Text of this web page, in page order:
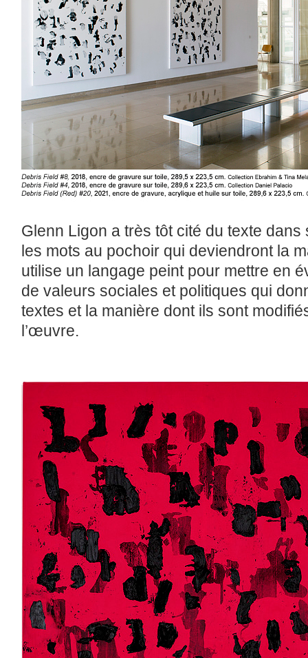
Glenn Ligon a très tôt cité du texte
les mots au pochoir qui deviendront la
utilise un langage peint pour mettre en
de valeurs sociales et politiques qui
textes et la manière dont ils sont
l’œuvre.